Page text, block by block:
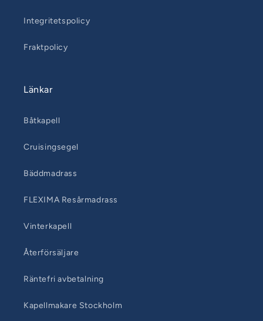
Integritetspolicy
Fraktpolicy
Länkar
Båtkapell
Cruisingsegel
Bäddmadrass
FLEXIMA Resårmadrass
Vinterkapell
Återförsäljare
Räntefri avbetalning
Kapellmakare Stockholm